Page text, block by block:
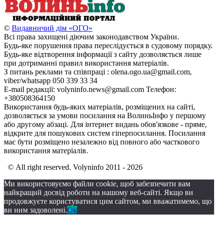
© Видавничий дім «ОГО»
Всі права захищені діючим законодавством України.
Будь-яке порушення права переслідується в судовому порядку.
Будь-яке відтворення інформації з сайту дозволяється лише
при дотриманні правил використання матеріалів.
З питань реклами та співпраці : olena.ogo.ua@gmail.com,
viber/whatsapp 050 339 33 34
E-mail редакції: volyninfo.news@gmail.com Телефон:
+380508364150
Використання будь-яких матеріалів, розміщених на сайті,
дозволяється за умови посилання на ВолиньІнфо у першому
або другому абзаці. Для інтернет видань обов'язкове - пряме,
відкрите для пошукових систем гіперпосилання. Посилання
має бути розміщено незалежно від повного або часткового
використання матеріалів.
© All right reserved. Volyninfo 2011 - 2026
Ми використовуємо файли cookie, щоб забезпечити вам
найкращий досвід роботи на нашому веб-сайті. Якщо ви
продовжуєте користуватися цим сайтом, ми вважатимемо, що
ви ним задоволені.Ok